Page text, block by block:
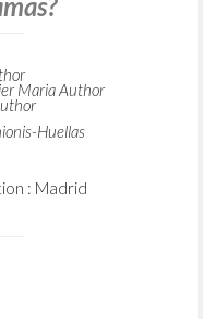
Maria Author
Huellas
: Madrid